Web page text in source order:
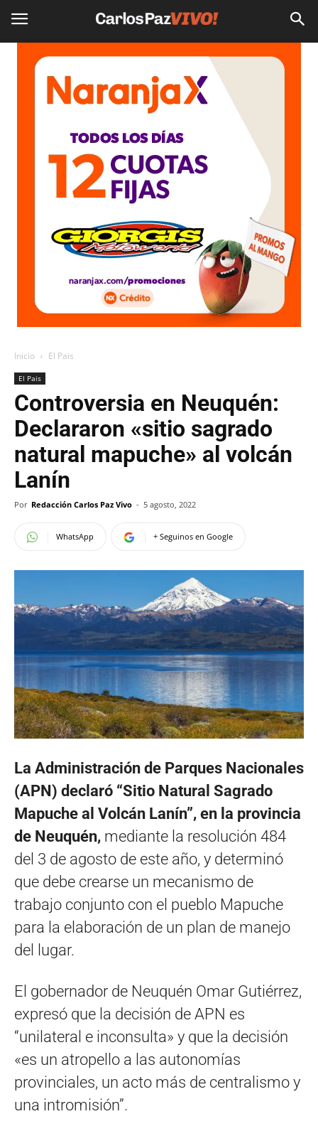
Inicio El Pais
El Pais
Controversia en Neuquén:
Declararon «sitio sagrado
natural mapuche» al volcán
Lanín
Por Redacción Carlos Paz Vivo - 5 agosto, 2022
WhatsApp + Seguinos en Google
La Administración de Parques Nacionales
(APN) declaró “Sitio Natural Sagrado
Mapuche al Volcán Lanín”, en la provincia
de Neuquén, mediante la resolución 484
del 3 de agosto de este año, y determinó
que debe crearse un mecanismo de
trabajo conjunto con el pueblo Mapuche
para la elaboración de un plan de manejo
del lugar.
El gobernador de Neuquén Omar Gutiérrez,
expresó que la decisión de APN es
“unilateral e inconsulta» y que la decisión
«es un atropello a las autonomías
provinciales, un acto más de centralismo y
una intromisión”.